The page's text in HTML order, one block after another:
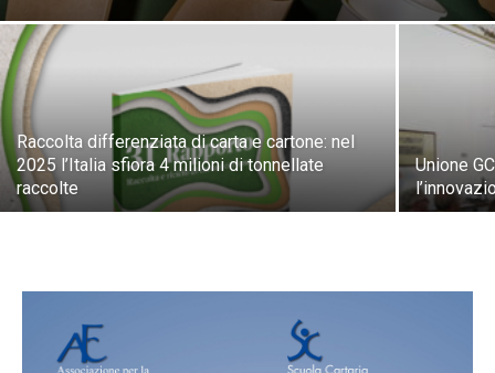
Raccolta differenziata di carta e cartone: nel
2025 l’Italia sfiora 4 milioni di tonnellate
raccolte
Unione